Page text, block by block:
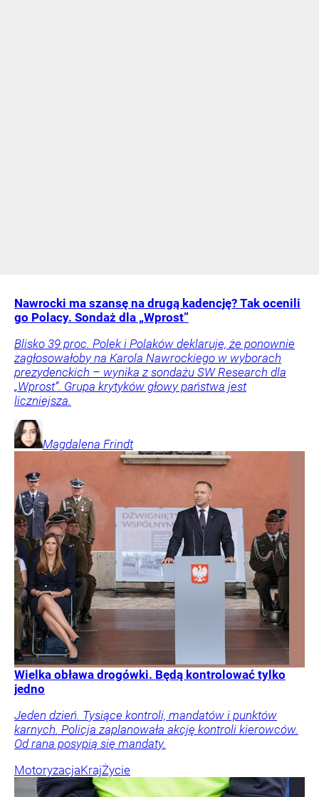
Nawrocki ma szansę na drugą kadencję? Tak ocenili
go Polacy. Sondaż dla „Wprost”
Blisko 39 proc. Polek i Polaków deklaruje, że ponownie
zagłosowałoby na Karola Nawrockiego w wyborach
prezydenckich – wynika z sondażu SW Research dla
„Wprost”. Grupa krytyków głowy państwa jest
liczniejsza.
Magdalena Frindt
Wielka obława drogówki. Będą kontrolować tylko
jedno
Jeden dzień. Tysiące kontroli, mandatów i punktów
karnych. Policja zaplanowała akcję kontroli kierowców.
Od rana posypią się mandaty.
MotoryzacjaKrajŻycie